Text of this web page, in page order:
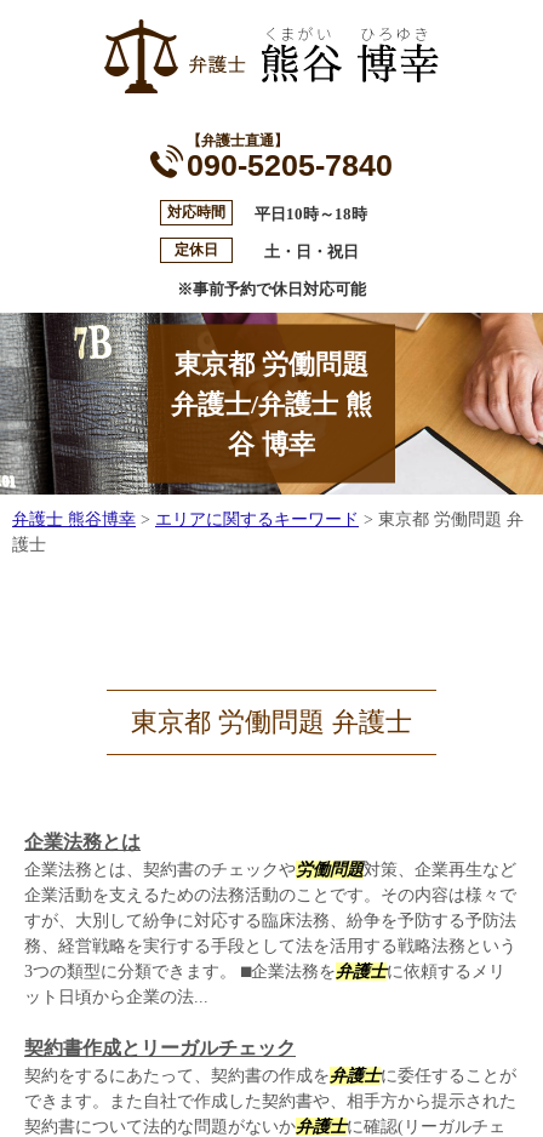
【弁護士直通】
090-5205-7840
対応時間 平日10時～18時
定休日 土・日・祝日
※事前予約で休日対応可能
東京都 労働問題
弁護士/弁護士 熊
谷 博幸
弁護士 熊谷博幸 > エリアに関するキーワード > 東京都 労働問題 弁
護士
東京都 労働問題 弁護士
企業法務とは
企業法務とは、契約書のチェックや労働問題対策、企業再生など
企業活動を支えるための法務活動のことです。その内容は様々で
すが、大別して紛争に対応する臨床法務、紛争を予防する予防法
務、経営戦略を実行する手段として法を活用する戦略法務という
3つの類型に分類できます。 ⬛︎企業法務を弁護士に依頼するメリ
ット日頃から企業の法...
契約書作成とリーガルチェック
契約をするにあたって、契約書の作成を弁護士に委任することが
できます。また自社で作成した契約書や、相手方から提示された
契約書について法的な問題がないか弁護士に確認(リーガルチェ